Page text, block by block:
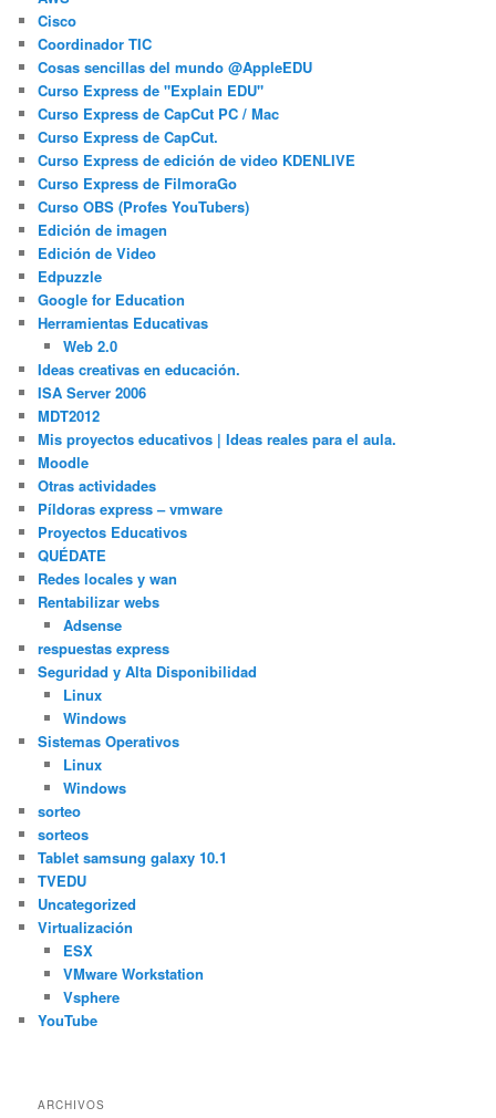
Cisco
Coordinador TIC
Cosas sencillas del mundo @AppleEDU
Curso Express de "Explain EDU"
Curso Express de CapCut PC / Mac
Curso Express de CapCut.
Curso Express de edición de video KDENLIVE
Curso Express de FilmoraGo
Curso OBS (Profes YouTubers)
Edición de imagen
Edición de Video
Edpuzzle
Google for Education
Herramientas Educativas
Web 2.0
Ideas creativas en educación.
ISA Server 2006
MDT2012
Mis proyectos educativos | Ideas reales para el aula.
Moodle
Otras actividades
Píldoras express – vmware
Proyectos Educativos
QUÉDATE
Redes locales y wan
Rentabilizar webs
Adsense
respuestas express
Seguridad y Alta Disponibilidad
Linux
Windows
Sistemas Operativos
Linux
Windows
sorteo
sorteos
Tablet samsung galaxy 10.1
TVEDU
Uncategorized
Virtualización
ESX
VMware Workstation
Vsphere
YouTube
ARCHIVOS